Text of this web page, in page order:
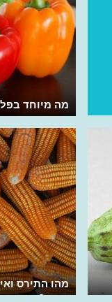
מה מיוחד
מהו התירס
תירס?